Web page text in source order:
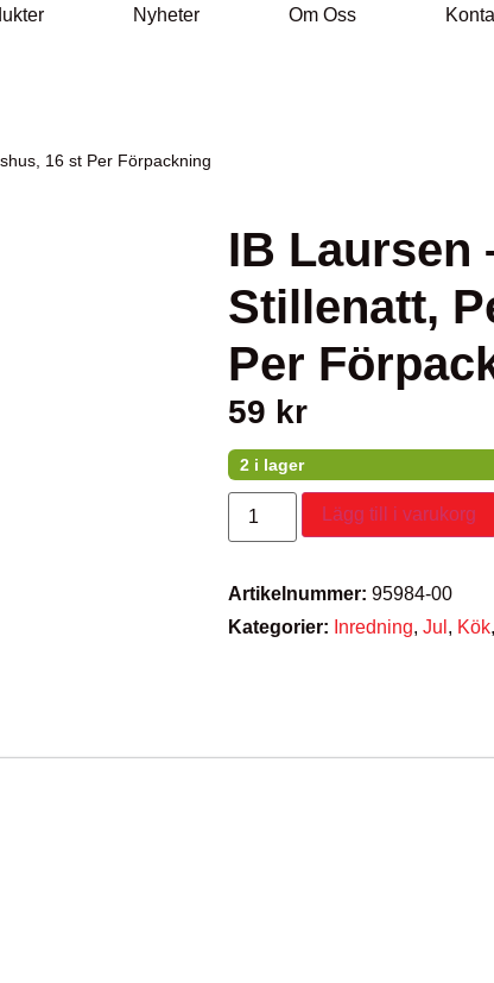
Nyheter Om Oss
16 st Per Förpackning
IB Laursen
Stillenatt,
Per
59 kr
2 i lager
Lägg till i varukorg
Artikelnummer: 95984-00
Kategorier: Inredning, Jul , Kök